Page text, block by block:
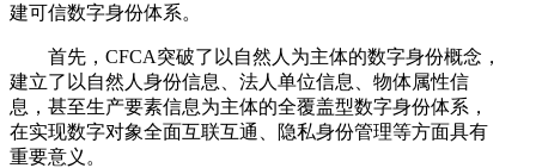
建可信数字身份体系。
首先，CFCA突破了以自然人为主体的数字身份概念，
建立了以自然人身份信息、法人单位信息、物体属性信
息，甚至生产要素信息为主体的全覆盖型数字身份体系，
在实现数字对象全面互联互通、隐私身份管理等方面具有
重要意义。